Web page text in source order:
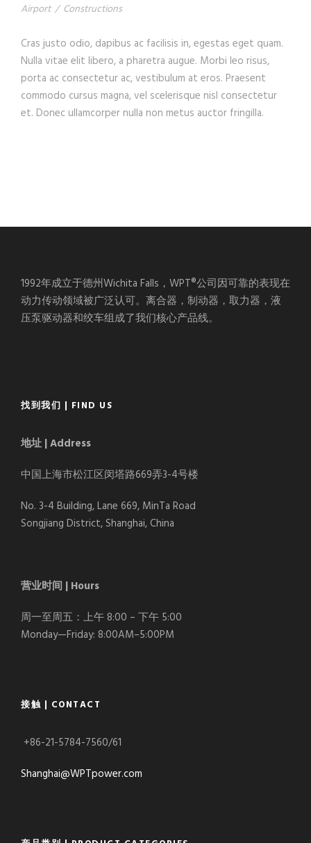
Airport / Constructions
Cras justo odio, dapibus ac facilisis in, egestas eget quam.
Nulla vitae elit libero, a pharetra augue. Morbi leo risus,
porta ac consectetur ac, vestibulum at eros. Praesent
commodo cursus magna, vel scelerisque nisl consectetur
et. Donec ullamcorper nulla non metus auctor fringilla.
1992年成立于德州Wichita Falls，WPT®公司因可靠的表现在
动力传动领域被广泛认可。离合器，制动器，取力器，液
压泵驱动器和绞车组成了我们核心产品线。
找到我们 | FIND US
地址 | Address
中国上海市松江区闵塔路669弄3-4号楼
No. 3-4 Building, Lane 669, MinTa Road
Songjiang District, Shanghai, China
营业时间 | Hours
周一至周五：上午 8:00 – 下午 5:00
Monday—Friday: 8:00AM–5:00PM
接触 | CONTACT
+86-21-5784-7560/61
Shanghai@WPTpower.com